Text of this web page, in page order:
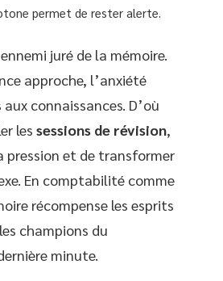
permet de rester alerte.
juré de la mémoire.
approche, l’anxiété
connaissances. D’où
les sessions de révision,
pression et de transformer
En comptabilité comme
récompense les esprits
champions du
minute.